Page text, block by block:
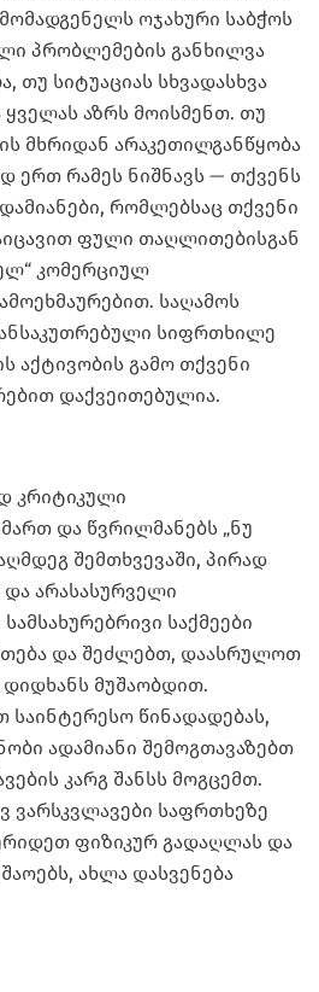
ოჯახური საბჭოს
პრობლემების განხილვა
თუ სიტუაციას სხვადასხვა
აზრს მოისმენთ. თუ
მხრიდან არაკეთილგანწყობა
ერთ რამეს ნიშნავს — თქვენს
რომლებსაც თქვენი
ფული თაღლითებისგან
კომერციულ
საღამოს
სიფრთხილე
აქტივობის გამო თქვენი
დაქვეითებულია.
კრიტიკული
და წვრილმანებს „ნუ
შემთხვევაში, პირად
და არასასურველი
საქმეები
და შეძლებთ, დაასრულოთ
მუშაობდით.
საინტერესო წინადადებას,
ადამიანი შემოგთავაზებთ
კარგ შანსს მოგცემთ.
ვარსკვლავები საფრთხეზე
ფიზიკურ გადაღლას და
ახლა დასვენება